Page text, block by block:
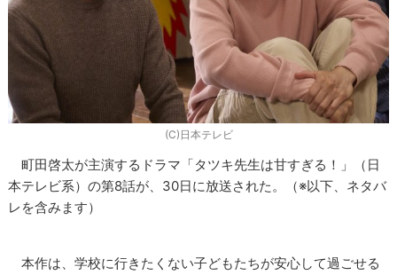
(C)日本テレビ
町田啓太が主演するドラマ「タツキ先生は甘すぎる！」（日
本テレビ系）の第8話が、30日に放送された。（※以下、ネタバ
レを含みます）
本作は、学校に行きたくない子どもたちが安心して過ごせる